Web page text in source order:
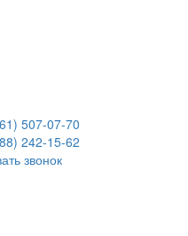
507-07-70
242-15-62
звонок